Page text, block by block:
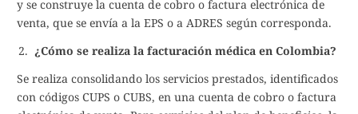
y se construye la cuenta de cobro o factura electrónica de
venta, que se envía a la EPS o a ADRES según corresponda.
¿Cómo se realiza la facturación médica en Colombia?
Se realiza consolidando los servicios prestados, identificados
con códigos CUPS o CUBS, en una cuenta de cobro o factura